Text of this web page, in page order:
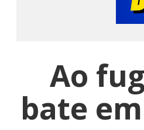
Ao
bate